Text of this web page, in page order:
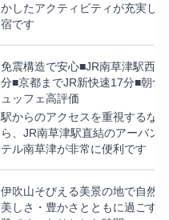
かしたアクティビティが充実した
宿です
免震構造で安心■JR南草津駅西口
分■京都までJR新快速17分■朝食
ュッフェ高評価
駅からのアクセスを重視するな
ら、JR南草津駅直結のアーバン
テル南草津が非常に便利です
伊吹山そびえる美景の地で自然の
美しさ・豊かさとともに過ごす優